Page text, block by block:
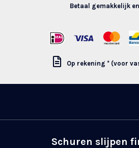
Betaal gemakkelijk
Op rekening * (voor
Schuren slijpen